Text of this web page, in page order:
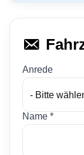
Anrede
- Bitte
Name *